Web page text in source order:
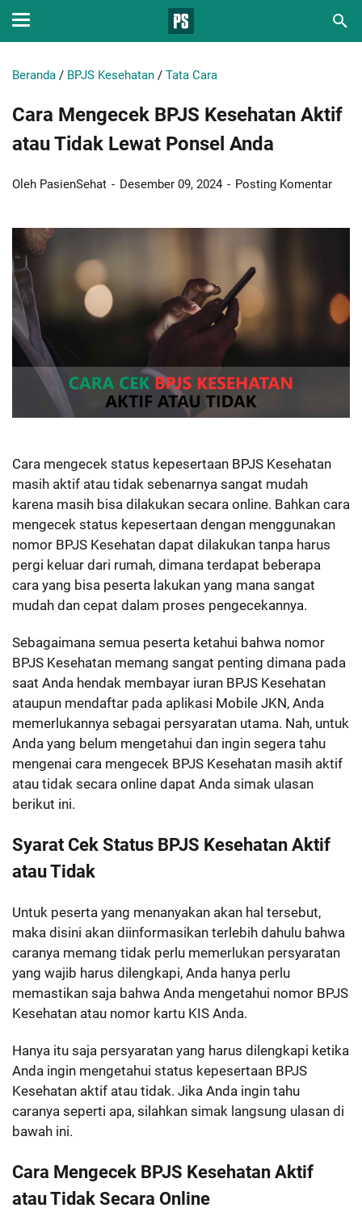
Beranda / BPJS Kesehatan / Tata Cara
Cara Mengecek BPJS Kesehatan Aktif
atau Tidak Lewat Ponsel Anda
Oleh PasienSehat Desember 09, 2024 Posting Komentar
Cara mengecek status kepesertaan BPJS Kesehatan
masih aktif atau tidak sebenarnya sangat mudah
karena masih bisa dilakukan secara online. Bahkan cara
mengecek status kepesertaan dengan menggunakan
nomor BPJS Kesehatan dapat dilakukan tanpa harus
pergi keluar dari rumah, dimana terdapat beberapa
cara yang bisa peserta lakukan yang mana sangat
mudah dan cepat dalam proses pengecekannya.
Sebagaimana semua peserta ketahui bahwa nomor
BPJS Kesehatan memang sangat penting dimana pada
saat Anda hendak membayar iuran BPJS Kesehatan
ataupun mendaftar pada aplikasi Mobile JKN, Anda
memerlukannya sebagai persyaratan utama. Nah, untuk
Anda yang belum mengetahui dan ingin segera tahu
mengenai cara mengecek BPJS Kesehatan masih aktif
atau tidak secara online dapat Anda simak ulasan
berikut ini.
Syarat Cek Status BPJS Kesehatan Aktif
atau Tidak
Untuk peserta yang menanyakan akan hal tersebut,
maka disini akan diinformasikan terlebih dahulu bahwa
caranya memang tidak perlu memerlukan persyaratan
yang wajib harus dilengkapi, Anda hanya perlu
memastikan saja bahwa Anda mengetahui nomor BPJS
Kesehatan atau nomor kartu KIS Anda.
Hanya itu saja persyaratan yang harus dilengkapi ketika
Anda ingin mengetahui status kepesertaan BPJS
Kesehatan aktif atau tidak. Jika Anda ingin tahu
caranya seperti apa, silahkan simak langsung ulasan di
bawah ini.
Cara Mengecek BPJS Kesehatan Aktif
atau Tidak Secara Online